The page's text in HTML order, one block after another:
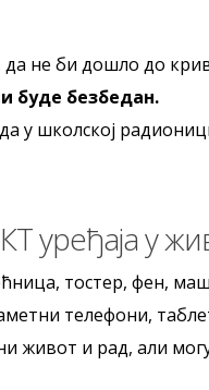
да не би дошло до
буде безбедан.
у школској
уређаја у
тостер, фен,
телефони,
живот и рад, али